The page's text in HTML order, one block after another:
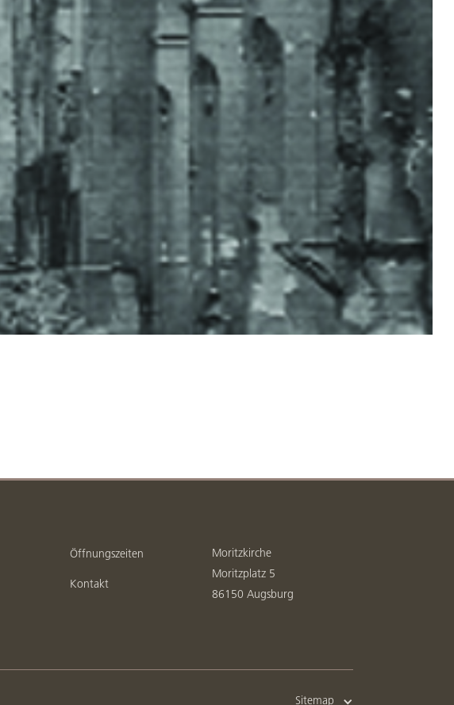
Öffnungszeiten
Kontakt
Moritzkirche
Moritzplatz 5
86150 Augsburg
Sitemap